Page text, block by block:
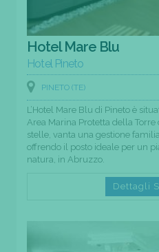
Hotel Mare Blu
Hotel Pineto
PINETO (TE)
L’Hotel Mare Blu di Pineto è
Area Marina Protetta della
stelle, vanta una gestione
offrendo il posto ideale per un
natura, in Abruzzo.
Dettagli